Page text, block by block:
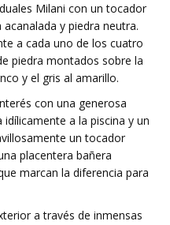
Milani con un tocador
y piedra neutra.
a cada uno de los cuatro
piedra montados sobre la
y el gris al amarillo.
con una generosa
a la piscina y un
un tocador
placentera bañera
marcan la diferencia para
a través de inmensas